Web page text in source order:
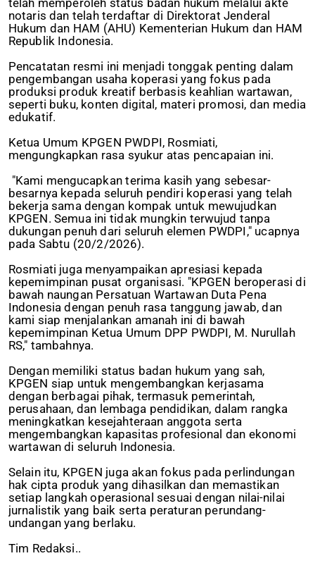
telah memperoleh status badan hukum melalui akte
notaris dan telah terdaftar di Direktorat Jenderal
Hukum dan HAM (AHU) Kementerian Hukum dan HAM
Republik Indonesia.
Pencatatan resmi ini menjadi tonggak penting dalam
pengembangan usaha koperasi yang fokus pada
produksi produk kreatif berbasis keahlian wartawan,
seperti buku, konten digital, materi promosi, dan media
edukatif.
Ketua Umum KPGEN PWDPI, Rosmiati,
mengungkapkan rasa syukur atas pencapaian ini.
"Kami mengucapkan terima kasih yang sebesar-
besarnya kepada seluruh pendiri koperasi yang telah
bekerja sama dengan kompak untuk mewujudkan
KPGEN. Semua ini tidak mungkin terwujud tanpa
dukungan penuh dari seluruh elemen PWDPI," ucapnya
pada Sabtu (20/2/2026).
Rosmiati juga menyampaikan apresiasi kepada
kepemimpinan pusat organisasi. "KPGEN beroperasi di
bawah naungan Persatuan Wartawan Duta Pena
Indonesia dengan penuh rasa tanggung jawab, dan
kami siap menjalankan amanah ini di bawah
kepemimpinan Ketua Umum DPP PWDPI, M. Nurullah
RS," tambahnya.
Dengan memiliki status badan hukum yang sah,
KPGEN siap untuk mengembangkan kerjasama
dengan berbagai pihak, termasuk pemerintah,
perusahaan, dan lembaga pendidikan, dalam rangka
meningkatkan kesejahteraan anggota serta
mengembangkan kapasitas profesional dan ekonomi
wartawan di seluruh Indonesia.
Selain itu, KPGEN juga akan fokus pada perlindungan
hak cipta produk yang dihasilkan dan memastikan
setiap langkah operasional sesuai dengan nilai-nilai
jurnalistik yang baik serta peraturan perundang-
undangan yang berlaku.
Tim Redaksi..